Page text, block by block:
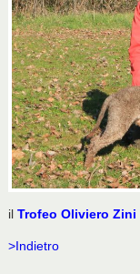
il Trofeo Oliviero Zini
>Indietro